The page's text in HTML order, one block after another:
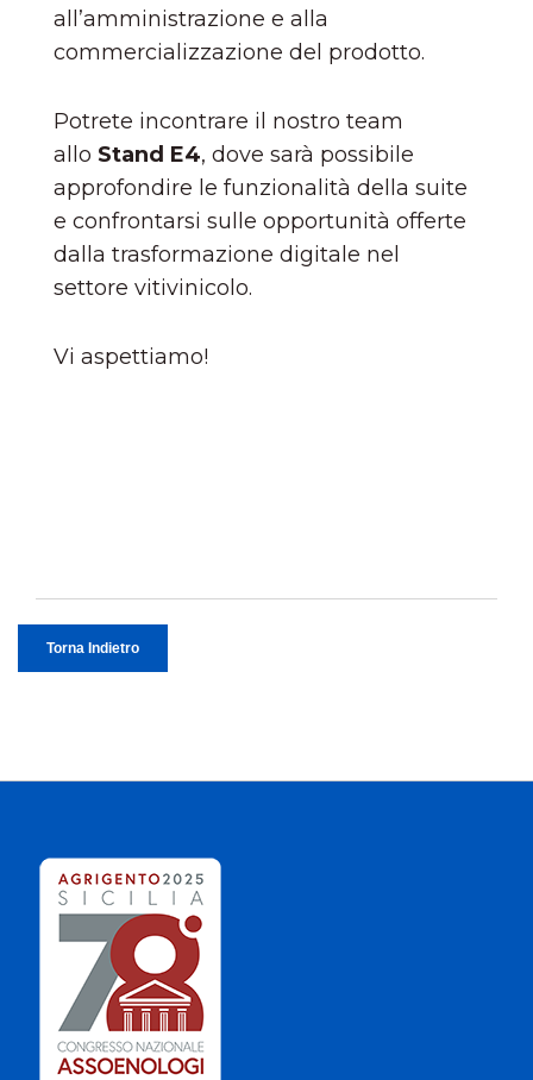
all’amministrazione e alla
commercializzazione del prodotto.
Potrete incontrare il nostro team
allo Stand E4, dove sarà possibile
approfondire le funzionalità della suite
e confrontarsi sulle opportunità offerte
dalla trasformazione digitale nel
settore vitivinicolo.
Vi aspettiamo!
Torna Indietro